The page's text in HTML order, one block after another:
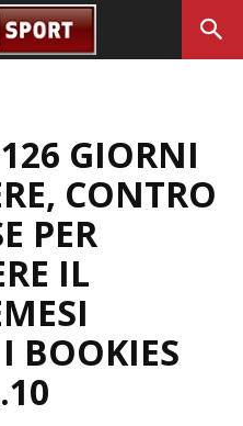
GIORNI
CONTRO
PER
IL
BOOKIES